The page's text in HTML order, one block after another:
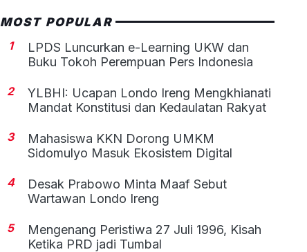
MOST POPULAR
1
LPDS Luncurkan e-Learning UKW dan
Buku Tokoh Perempuan Pers Indonesia
2
YLBHI: Ucapan Londo Ireng Mengkhianati
Mandat Konstitusi dan Kedaulatan Rakyat
3
Mahasiswa KKN Dorong UMKM
Sidomulyo Masuk Ekosistem Digital
4
Desak Prabowo Minta Maaf Sebut
Wartawan Londo Ireng
5
Mengenang Peristiwa 27 Juli 1996, Kisah
Ketika PRD jadi Tumbal